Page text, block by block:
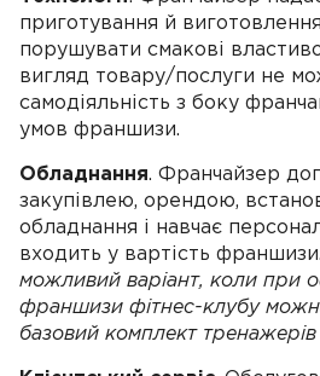
приготування й
порушувати смакові
вигляд товару/послуги не
самодіяльність з боку
умов франшизи.
Обладнання. Франчайзер
закупівлею, орендою,
обладнання і навчає
входить у вартість франшизи.
можливий варіант, коли при
франшизи фітнес-клубу
базовий комплект